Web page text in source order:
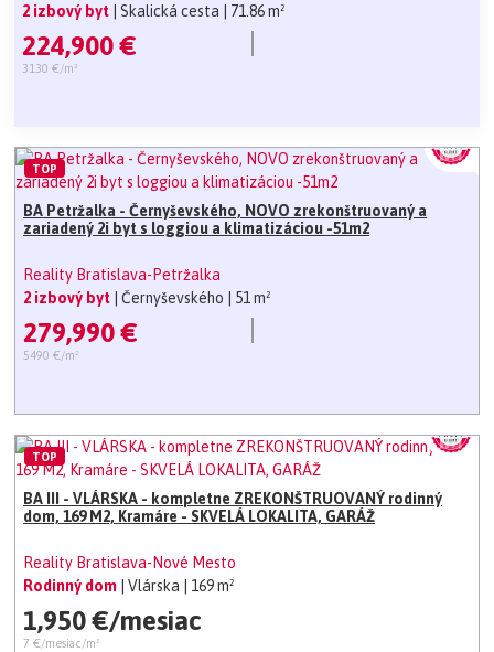
2 izbový byt
| Skalická cesta | 71.86 m²
224,900 €
3130 €/m²
BA Petržalka - Černyševského, NOVO zrekonštruovaný a
zariadený 2i byt s loggiou a klimatizáciou -51m2
Reality Bratislava-Petržalka
2 izbový byt
| Černyševského | 51 m²
279,990 €
5490 €/m²
TOP
BA III - VLÁRSKA - kompletne ZREKONŠTRUOVANÝ rodinný
dom, 169 M2, Kramáre - SKVELÁ LOKALITA, GARÁŽ
Reality Bratislava-Nové Mesto
Rodinný dom
| Vlárska | 169 m²
1,950 €/mesiac
7 €/mesiac/m²
TOP